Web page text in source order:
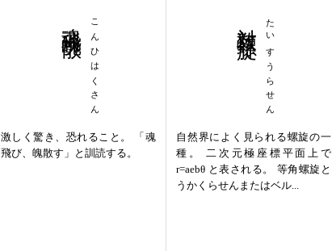
こんひはくさん
激しく驚き、恐れること。 「魂
飛び、魄散す」と訓読する。
たいすうらせん
自然界によく見られる螺旋の一
種。 二次元極座標平面上で
r=aebθ と表される。 等角螺旋と
うかくらせんまたはベル...